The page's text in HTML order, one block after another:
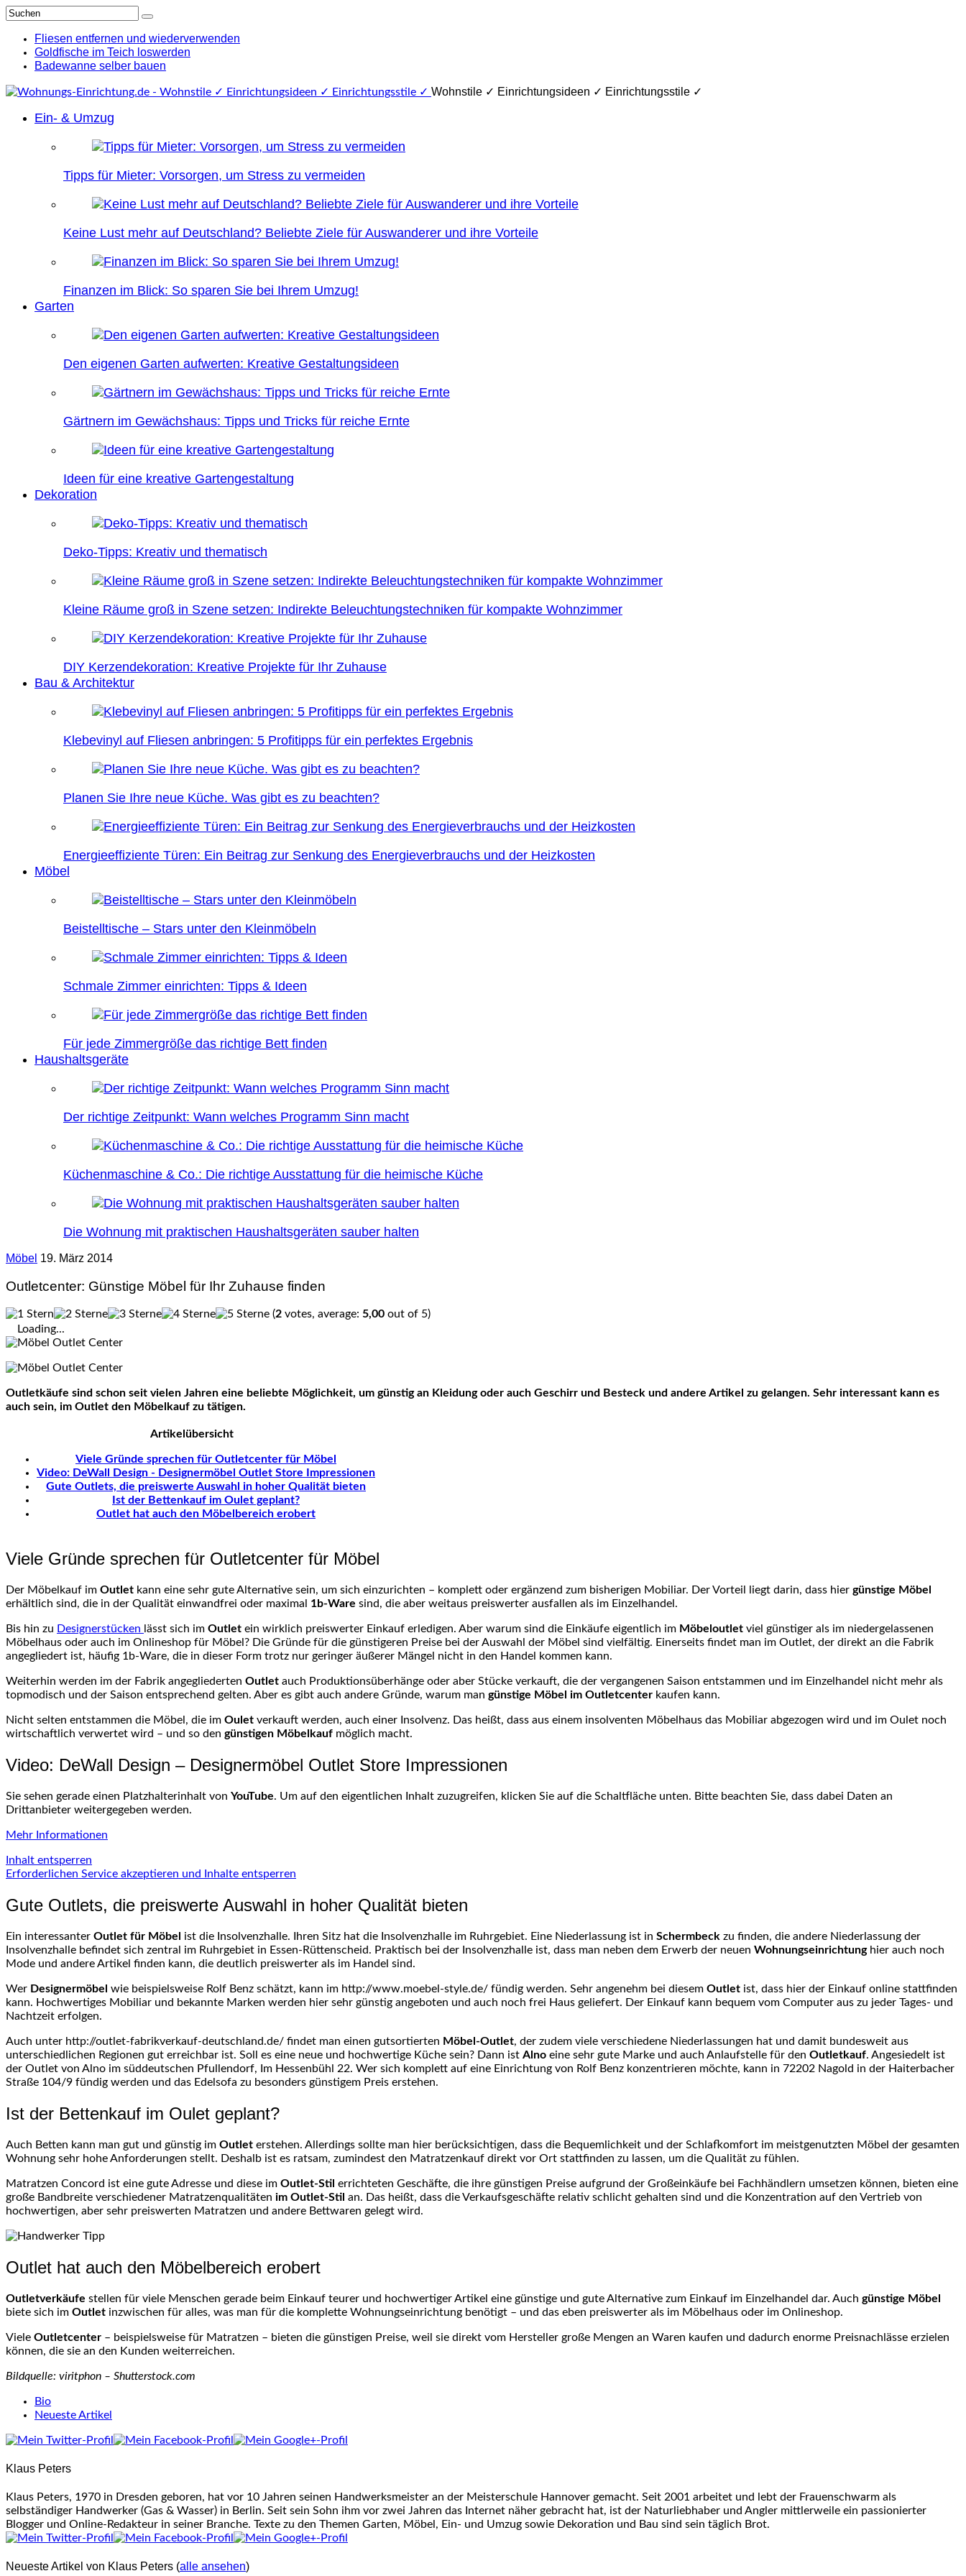
Fliesen entfernen und wiederverwenden
Goldfische im Teich loswerden
Badewanne selber bauen
Wohnstile ✓ Einrichtungsideen ✓ Einrichtungsstile ✓
Ein- & Umzug
Tipps für Mieter: Vorsorgen, um Stress zu vermeiden
Keine Lust mehr auf Deutschland? Beliebte Ziele für Auswanderer und ihre Vorteile
Finanzen im Blick: So sparen Sie bei Ihrem Umzug!
Garten
Den eigenen Garten aufwerten: Kreative Gestaltungsideen
Gärtnern im Gewächshaus: Tipps und Tricks für reiche Ernte
Ideen für eine kreative Gartengestaltung
Dekoration
Deko-Tipps: Kreativ und thematisch
Kleine Räume groß in Szene setzen: Indirekte Beleuchtungstechniken für kompakte Wohnzimmer
DIY Kerzendekoration: Kreative Projekte für Ihr Zuhause
Bau & Architektur
Klebevinyl auf Fliesen anbringen: 5 Profitipps für ein perfektes Ergebnis
Planen Sie Ihre neue Küche. Was gibt es zu beachten?
Energieeffiziente Türen: Ein Beitrag zur Senkung des Energieverbrauchs und der Heizkosten
Möbel
Beistelltische – Stars unter den Kleinmöbeln
Schmale Zimmer einrichten: Tipps & Ideen
Für jede Zimmergröße das richtige Bett finden
Haushaltsgeräte
Der richtige Zeitpunkt: Wann welches Programm Sinn macht
Küchenmaschine & Co.: Die richtige Ausstattung für die heimische Küche
Die Wohnung mit praktischen Haushaltsgeräten sauber halten
Möbel 19. März 2014
Outletcenter: Günstige Möbel für Ihr Zuhause finden
(2 votes, average: 5,00 out of 5)
Loading...
Outletkäufe sind schon seit vielen Jahren eine beliebte Möglichkeit, um günstig an Kleidung oder auch Geschirr und Besteck und andere Artikel zu gelangen. Sehr interessant kann es
auch sein, im Outlet den Möbelkauf zu tätigen.
Artikelübersicht
Viele Gründe sprechen für Outletcenter für Möbel
Video: DeWall Design - Designermöbel Outlet Store Impressionen
Gute Outlets, die preiswerte Auswahl in hoher Qualität bieten
Ist der Bettenkauf im Oulet geplant?
Outlet hat auch den Möbelbereich erobert
Viele Gründe sprechen für Outletcenter für Möbel
Der Möbelkauf im Outlet kann eine sehr gute Alternative sein, um sich einzurichten – komplett oder ergänzend zum bisherigen Mobiliar. Der Vorteil liegt darin, dass hier günstige Möbel
erhältlich sind, die in der Qualität einwandfrei oder maximal 1b-Ware sind, die aber weitaus preiswerter ausfallen als im Einzelhandel.
Bis hin zu Designerstücken lässt sich im Outlet ein wirklich preiswerter Einkauf erledigen. Aber warum sind die Einkäufe eigentlich im Möbeloutlet viel günstiger als im niedergelassenen
Möbelhaus oder auch im Onlineshop für Möbel? Die Gründe für die günstigeren Preise bei der Auswahl der Möbel sind vielfältig. Einerseits findet man im Outlet, der direkt an die Fabrik
angegliedert ist, häufig 1b-Ware, die in dieser Form trotz nur geringer äußerer Mängel nicht in den Handel kommen kann.
Weiterhin werden im der Fabrik angegliederten Outlet auch Produktionsüberhänge oder aber Stücke verkauft, die der vergangenen Saison entstammen und im Einzelhandel nicht mehr als
topmodisch und der Saison entsprechend gelten. Aber es gibt auch andere Gründe, warum man günstige Möbel im Outletcenter kaufen kann.
Nicht selten entstammen die Möbel, die im Oulet verkauft werden, auch einer Insolvenz. Das heißt, dass aus einem insolventen Möbelhaus das Mobiliar abgezogen wird und im Oulet noch
wirtschaftlich verwertet wird – und so den günstigen Möbelkauf möglich macht.
Video: DeWall Design – Designermöbel Outlet Store Impressionen
Sie sehen gerade einen Platzhalterinhalt von YouTube. Um auf den eigentlichen Inhalt zuzugreifen, klicken Sie auf die Schaltfläche unten. Bitte beachten Sie, dass dabei Daten an
Drittanbieter weitergegeben werden.
Mehr Informationen
Inhalt entsperren
Erforderlichen Service akzeptieren und Inhalte entsperren
Gute Outlets, die preiswerte Auswahl in hoher Qualität bieten
Ein interessanter Outlet für Möbel ist die Insolvenzhalle. Ihren Sitz hat die Insolvenzhalle im Ruhrgebiet. Eine Niederlassung ist in Schermbeck zu finden, die andere Niederlassung der
Insolvenzhalle befindet sich zentral im Ruhrgebiet in Essen-Rüttenscheid. Praktisch bei der Insolvenzhalle ist, dass man neben dem Erwerb der neuen Wohnungseinrichtung hier auch noch
Mode und andere Artikel finden kann, die deutlich preiswerter als im Handel sind.
Wer Designermöbel wie beispielsweise Rolf Benz schätzt, kann im http://www.moebel-style.de/ fündig werden. Sehr angenehm bei diesem Outlet ist, dass hier der Einkauf online stattfinden
kann. Hochwertiges Mobiliar und bekannte Marken werden hier sehr günstig angeboten und auch noch frei Haus geliefert. Der Einkauf kann bequem vom Computer aus zu jeder Tages- und
Nachtzeit erfolgen.
Auch unter http://outlet-fabrikverkauf-deutschland.de/ findet man einen gutsortierten Möbel-Outlet, der zudem viele verschiedene Niederlassungen hat und damit bundesweit aus
unterschiedlichen Regionen gut erreichbar ist. Soll es eine neue und hochwertige Küche sein? Dann ist Alno eine sehr gute Marke und auch Anlaufstelle für den Outletkauf. Angesiedelt ist
der Outlet von Alno im süddeutschen Pfullendorf, Im Hessenbühl 22. Wer sich komplett auf eine Einrichtung von Rolf Benz konzentrieren möchte, kann in 72202 Nagold in der Haiterbacher
Straße 104/9 fündig werden und das Edelsofa zu besonders günstigem Preis erstehen.
Ist der Bettenkauf im Oulet geplant?
Auch Betten kann man gut und günstig im Outlet erstehen. Allerdings sollte man hier berücksichtigen, dass die Bequemlichkeit und der Schlafkomfort im meistgenutzten Möbel der gesamten
Wohnung sehr hohe Anforderungen stellt. Deshalb ist es ratsam, zumindest den Matratzenkauf direkt vor Ort stattfinden zu lassen, um die Qualität zu fühlen.
Matratzen Concord ist eine gute Adresse und diese im Outlet-Stil errichteten Geschäfte, die ihre günstigen Preise aufgrund der Großeinkäufe bei Fachhändlern umsetzen können, bieten eine
große Bandbreite verschiedener Matratzenqualitäten im Outlet-Stil an. Das heißt, dass die Verkaufsgeschäfte relativ schlicht gehalten sind und die Konzentration auf den Vertrieb von
hochwertigen, aber sehr preiswerten Matratzen und andere Bettwaren gelegt wird.
Outlet hat auch den Möbelbereich erobert
Outletverkäufe stellen für viele Menschen gerade beim Einkauf teurer und hochwertiger Artikel eine günstige und gute Alternative zum Einkauf im Einzelhandel dar. Auch günstige Möbel
biete sich im Outlet inzwischen für alles, was man für die komplette Wohnungseinrichtung benötigt – und das eben preiswerter als im Möbelhaus oder im Onlineshop.
Viele Outletcenter – beispielsweise für Matratzen – bieten die günstigen Preise, weil sie direkt vom Hersteller große Mengen an Waren kaufen und dadurch enorme Preisnachlässe erzielen
können, die sie an den Kunden weiterreichen.
Bildquelle: viritphon – Shutterstock.com
following
tabs
content
Bio
Neueste Artikel
Klaus Peters
Klaus Peters, 1970 in Dresden geboren, hat vor 10 Jahren seinen Handwerksmeister an der Meisterschule Hannover gemacht. Seit 2001 arbeitet und lebt der Frauenschwarm als
selbständiger Handwerker (Gas & Wasser) in Berlin. Seit sein Sohn ihm vor zwei Jahren das Internet näher gebracht hat, ist der Naturliebhaber und Angler mittlerweile ein passionierter
Blogger und Online-Redakteur in seiner Branche. Texte zu den Themen Garten, Möbel, Ein- und Umzug sowie Dekoration und Bau sind sein täglich Brot.
Neueste Artikel von Klaus Peters (alle ansehen)